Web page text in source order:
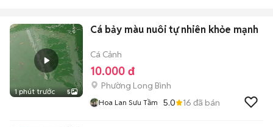
1 phút trước 5
Cá bảy màu nuôi tự nhiên khỏe mạnh
Cá Cảnh
10.000 đ
Phường Long Bình
Hoa Lan Sưu Tầm 5.0 16 đã bán